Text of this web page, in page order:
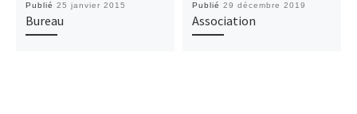
Publié 25 janvier 2015
Bureau
Publié 29 décembre 2019
Association